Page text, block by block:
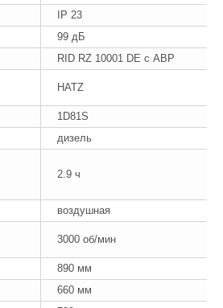
IP 23
99 дБ
RID RZ 10001 DE с АВР
HATZ
1D81S
дизель
2.9 ч
воздушная
3000 об/мин
890 мм
660 мм